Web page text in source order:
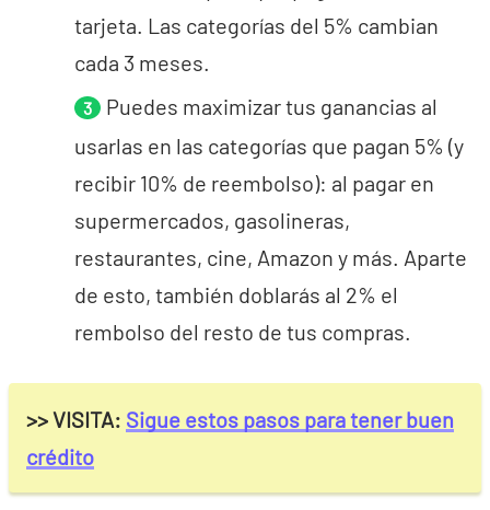
tarjeta. Las categorías del 5% cambian
cada 3 meses.
Puedes maximizar tus ganancias al
usarlas en las categorías que pagan 5% (y
recibir 10% de reembolso): al pagar en
supermercados, gasolineras,
restaurantes, cine, Amazon y más. Aparte
de esto, también doblarás al 2% el
rembolso del resto de tus compras.
>> VISITA: Sigue estos pasos para tener buen
crédito